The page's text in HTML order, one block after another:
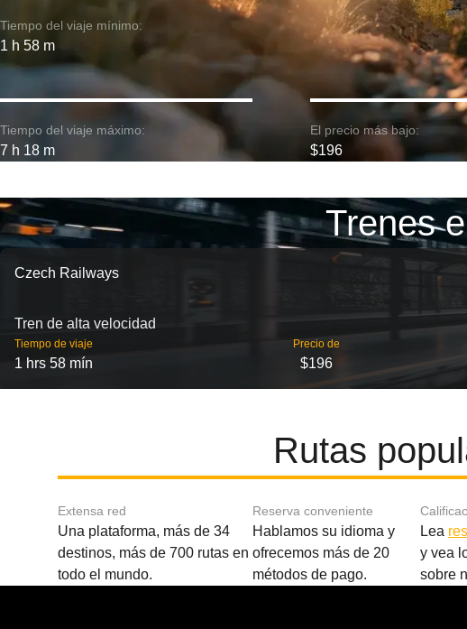
Tiempo del viaje mínimo:
1 h 58 m
Tiempo del viaje máximo:
7 h 18 m
El precio más bajo:
$196
Trenes
Czech Railways
Tren de alta velocidad
Tiempo de viaje
1 hrs 58 mín
Precio de
$196
Rutas
Extensa red
Una plataforma, más de 34
destinos, más de 700 rutas en
todo el mundo.
Reserva conveniente
Hablamos su idioma y
ofrecemos más de 20
métodos de pago.
Lea
y vea
sobre